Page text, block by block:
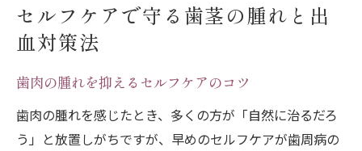
セルフケアで守る歯茎の腫れと出
血対策法
歯肉の腫れを抑えるセルフケアのコツ
歯肉の腫れを感じたとき、多くの方が「自然に治るだろ
う」と放置しがちですが、早めのセルフケアが歯周病の